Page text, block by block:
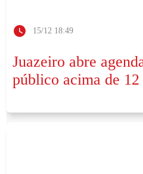
15/12 18:49
Juazeiro abre
público acima de 12